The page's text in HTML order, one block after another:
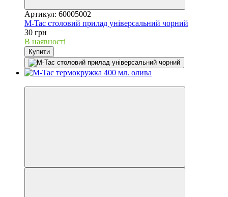
Артикул: 60005002
M-Tac столовий прилад універсальний чорний
30 грн
В наявності
Купити